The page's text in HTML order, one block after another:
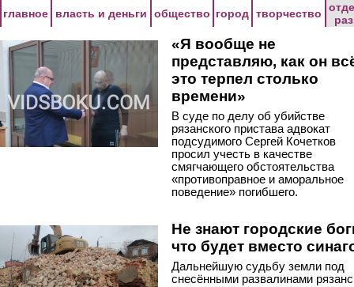
главное власть и деньги общество город творчество
«Я вообще не
представляю, как он
это терпел столько
времени»
В суде по делу об убийстве
рязанского пристава адвокат
подсудимого Сергей Кочетков
просил учесть в качестве
смягчающего обстоятельства
«противоправное и аморальное
поведение» погибшего.
Не знают городские
что будет вместо
Дальнейшую судьбу земли под
снесёнными развалинами